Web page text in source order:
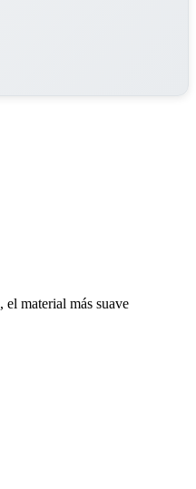
, el material más suave